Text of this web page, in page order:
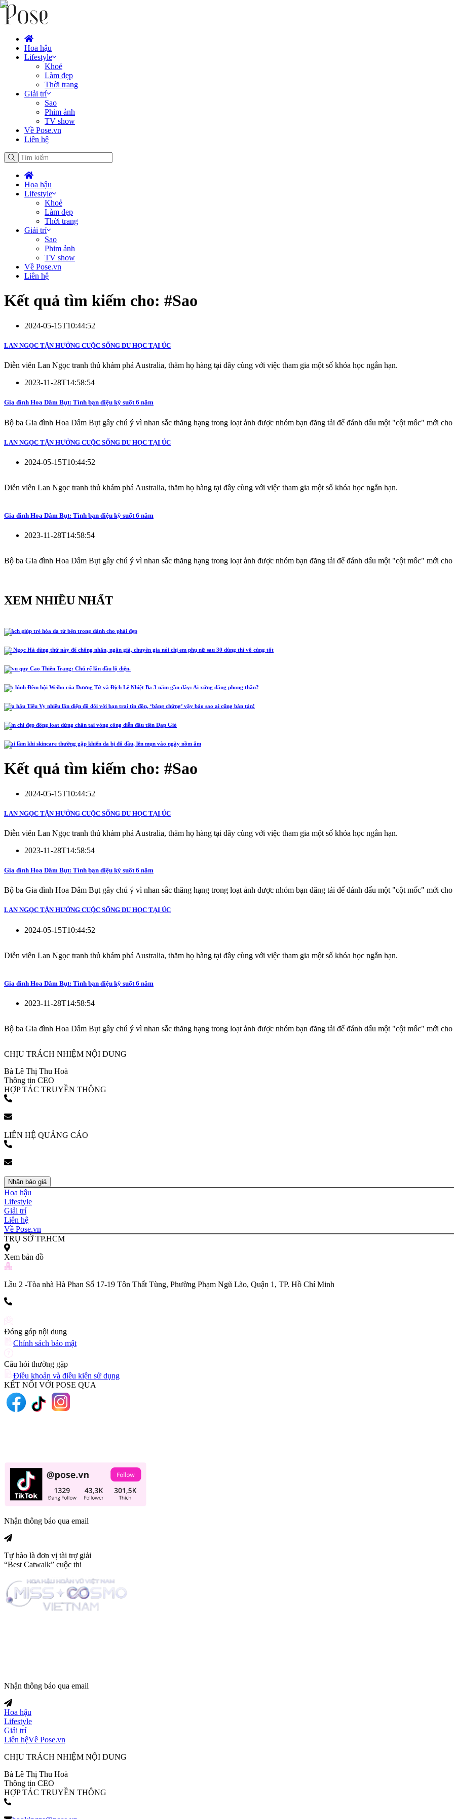
Hoa hậu
Lifestyle
Khoẻ
Làm đẹp
Thời trang
Giải trí
Sao
Phim ảnh
TV show
Về Pose.vn
Liên hệ
Hoa hậu
Lifestyle
Khoẻ
Làm đẹp
Thời trang
Giải trí
Sao
Phim ảnh
TV show
Về Pose.vn
Liên hệ
Kết quả tìm kiếm cho: #Sao
2024-05-15T10:44:52
LAN NGỌC TẬN HƯỞNG CUỘC SỐNG DU HỌC TẠI ÚC
Diễn viên Lan Ngọc tranh thủ khám phá Australia, thăm họ hàng tại đây cùng với việc tham gia một số khóa học ngắn hạn.
2023-11-28T14:58:54
Gia đình Hoa Dâm Bụt: Tình bạn diệu kỳ suốt 6 năm
Bộ ba Gia đình Hoa Dâm Bụt gây chú ý vì nhan sắc thăng hạng trong loạt ảnh được nhóm bạn đăng tải để đánh dấu một "cột mốc" mới cho
LAN NGỌC TẬN HƯỞNG CUỘC SỐNG DU HỌC TẠI ÚC
2024-05-15T10:44:52
Diễn viên Lan Ngọc tranh thủ khám phá Australia, thăm họ hàng tại đây cùng với việc tham gia một số khóa học ngắn hạn.
Gia đình Hoa Dâm Bụt: Tình bạn diệu kỳ suốt 6 năm
2023-11-28T14:58:54
Bộ ba Gia đình Hoa Dâm Bụt gây chú ý vì nhan sắc thăng hạng trong loạt ảnh được nhóm bạn đăng tải để đánh dấu một "cột mốc" mới cho
XEM NHIỀU NHẤT
5 cách giúp trẻ hóa da từ bên trong dành cho phái đẹp
Hồ Ngọc Hà dùng thứ này để chống nhăn, ngăn già, chuyên gia nói chị em phụ nữ sau 30 dùng thì vô cùng tốt
Lễ vu quy Cao Thiên Trang: Chú rể lần đầu lộ diện.
Tạo hình Đêm hội Weibo của Dương Tử và Địch Lệ Nhiệt Ba 3 năm gần đây: Ai xứng đáng phong thần?
Hoa hậu Tiểu Vy nhiều lần diện đồ đôi với bạn trai tin đồn, ‘bằng chứng’ vậy bảo sao ai cũng bàn tán!
Năm chị đẹp đồng loạt dừng chân tại vòng công diễn đầu tiên Đạp Gió
4 sai lầm khi skincare thường gặp khiến da bị đổ dầu, lên mụn vào ngày nồm ẩm
Kết quả tìm kiếm cho: #Sao
2024-05-15T10:44:52
LAN NGỌC TẬN HƯỞNG CUỘC SỐNG DU HỌC TẠI ÚC
Diễn viên Lan Ngọc tranh thủ khám phá Australia, thăm họ hàng tại đây cùng với việc tham gia một số khóa học ngắn hạn.
2023-11-28T14:58:54
Gia đình Hoa Dâm Bụt: Tình bạn diệu kỳ suốt 6 năm
Bộ ba Gia đình Hoa Dâm Bụt gây chú ý vì nhan sắc thăng hạng trong loạt ảnh được nhóm bạn đăng tải để đánh dấu một "cột mốc" mới cho
LAN NGỌC TẬN HƯỞNG CUỘC SỐNG DU HỌC TẠI ÚC
2024-05-15T10:44:52
Diễn viên Lan Ngọc tranh thủ khám phá Australia, thăm họ hàng tại đây cùng với việc tham gia một số khóa học ngắn hạn.
Gia đình Hoa Dâm Bụt: Tình bạn diệu kỳ suốt 6 năm
2023-11-28T14:58:54
Bộ ba Gia đình Hoa Dâm Bụt gây chú ý vì nhan sắc thăng hạng trong loạt ảnh được nhóm bạn đăng tải để đánh dấu một "cột mốc" mới cho
CHỊU TRÁCH NHIỆM NỘI DUNG
Bà Lê Thị Thu Hoà
Thông tin CEO
HỢP TÁC TRUYỀN THÔNG
LIÊN HỆ QUẢNG CÁO
Nhận báo giá
Hoa hậu
Lifestyle
Giải trí
Liên hệ
Về Pose.vn
TRỤ SỞ TP.HCM
Xem bản đồ
Lầu 2 -Tòa nhà Hà Phan Số 17-19 Tôn Thất Tùng, Phường Phạm Ngũ Lão, Quận 1, TP. Hồ Chí Minh
Đóng góp nội dung
Chính sách bảo mật
Câu hỏi thường gặp
Điều khoản và điều kiện sử dụng
KẾT NỐI VỚI POSE QUA
Nhận thông báo qua email
Tự hào là đơn vị tài trợ giải
“Best Catwalk” cuộc thi
Nhận thông báo qua email
Hoa hậu
Lifestyle
Giải trí
Liên hệVề Pose.vn
CHỊU TRÁCH NHIỆM NỘI DUNG
Bà Lê Thị Thu Hoà
Thông tin CEO
HỢP TÁC TRUYỀN THÔNG